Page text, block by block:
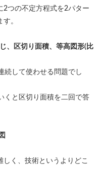
2つの不定方程式を2パター
。
、区切り面積、等高図形(比
続して使わせる問題でし
くと区切り面積を二回で答
く、技術というよりどこ